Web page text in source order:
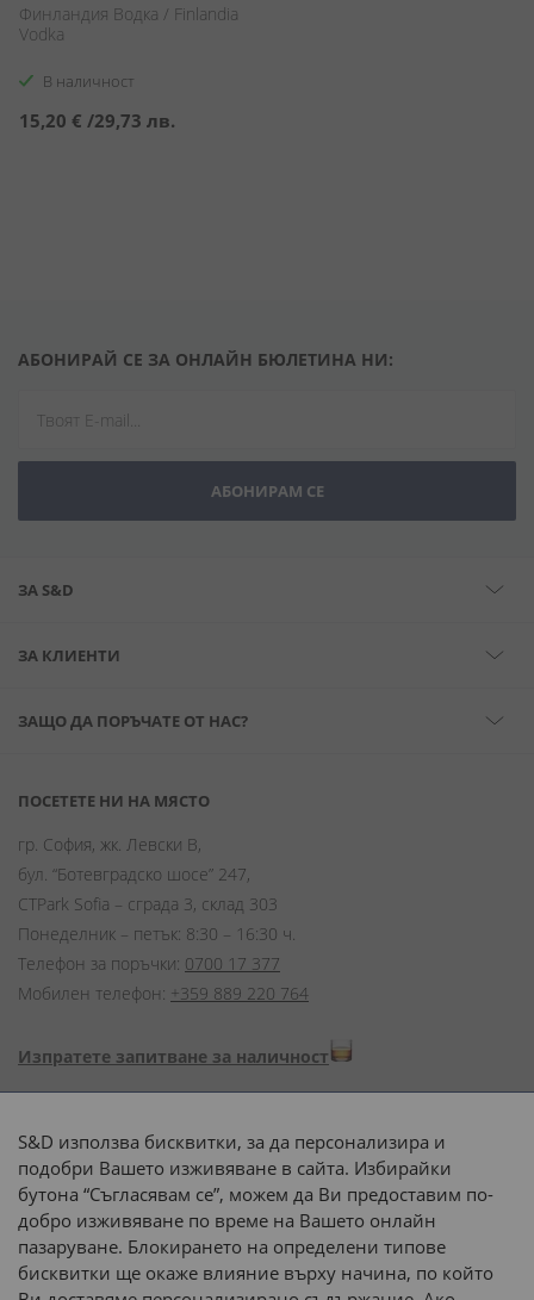
Финландия Водка / Finlandia
Vodka
В наличност
15,20 € /29,73 лв.
АБОНИРАЙ СЕ ЗА ОНЛАЙН БЮЛЕТИНА НИ:
АБОНИРАМ СЕ
ЗА S&D
ЗА КЛИЕНТИ
ЗАЩО ДА ПОРЪЧАТЕ ОТ НАС?
ПОСЕТЕТЕ НИ НА МЯСТО
гр. София, жк. Левски В,
бул. “Ботевградско шосе” 247,
CTPark Sofia – сграда 3, склад 303
Понеделник – петък: 8:30 – 16:30 ч.
Телефон за поръчки: 0700 17 377
Мобилен телефон: +359 889 220 764
Изпратете запитване за наличност
Начини на плащане:
Доставка до адрес с:
S&D използва бисквитки, за да персонализира и
подобри Вашето изживяване в сайта. Избирайки
бутона “Съгласявам се”, можем да Ви предоставим по-
добро изживяване по време на Вашето онлайн
пазаруване. Блокирането на определени типове
бисквитки ще окаже влияние върху начина, по който